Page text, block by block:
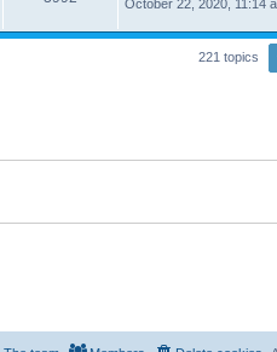
w
tt
October 22, 2020, 11:14
221 topics